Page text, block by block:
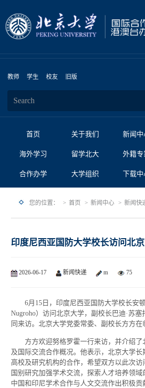
教师 学生 校友 旧版
首页 关于我们 新闻中
海外学习 留学北大 外籍专
合作办学 大学组织 下载
您的位置： 首页 新闻中心 新闻快
印度尼西亚国防大学校长访问北
2026-06-17 新闻快递 m 75
6月15日，印度尼西亚国防大学校长安
Nugroho）访问北京大学，副校长巴迪·苏塞
同来访。北京大学党委常委、副校长方方在
方方欢迎努格罗霍一行来访，并介绍
及国际交流合作概况。他表示，北京大学长
高校及研究机构的合作，希望双方以此次
国别研究加强学术交流，探索人才培养领
中国和印尼学术合作与人文交流作出积极贡